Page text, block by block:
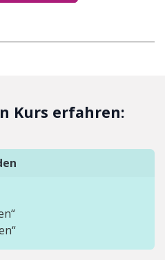
Kurs erfahren: